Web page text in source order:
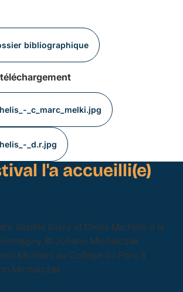
bibliographique
_c_marc_melki.jpg
_d.r.jpg
l'a accueilli(e)
Sophie Divry et Denis Michelis à la
© Johann Michalczak
Michelis au Collège du Parc à
Michalczak